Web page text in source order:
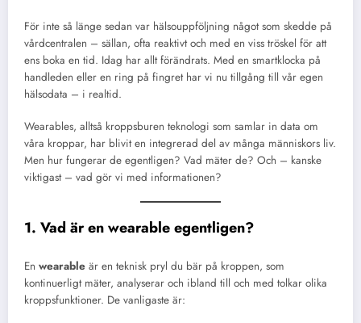
För inte så länge sedan var hälsouppföljning något som skedde på
vårdcentralen – sällan, ofta reaktivt och med en viss tröskel för att
ens boka en tid. Idag har allt förändrats. Med en smartklocka på
handleden eller en ring på fingret har vi nu tillgång till vår egen
hälsodata – i realtid.
Wearables, alltså kroppsburen teknologi som samlar in data om
våra kroppar, har blivit en integrerad del av många människors liv.
Men hur fungerar de egentligen? Vad mäter de? Och – kanske
viktigast – vad gör vi med informationen?
1. Vad är en wearable egentligen?
En wearable är en teknisk pryl du bär på kroppen, som
kontinuerligt mäter, analyserar och ibland till och med tolkar olika
kroppsfunktioner. De vanligaste är: